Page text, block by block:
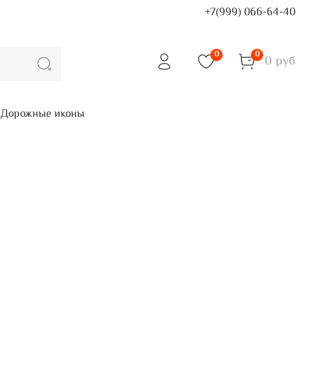
+7(999) 066-64-40
0 0 0 руб
Дорожные иконы